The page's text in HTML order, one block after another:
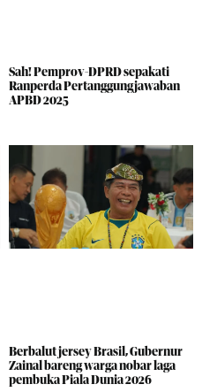
Sah! Pemprov-DPRD sepakati
Ranperda Pertanggungjawaban
APBD 2025
Berbalut jersey Brasil, Gubernur
Zainal bareng warga nobar laga
pembuka Piala Dunia 2026